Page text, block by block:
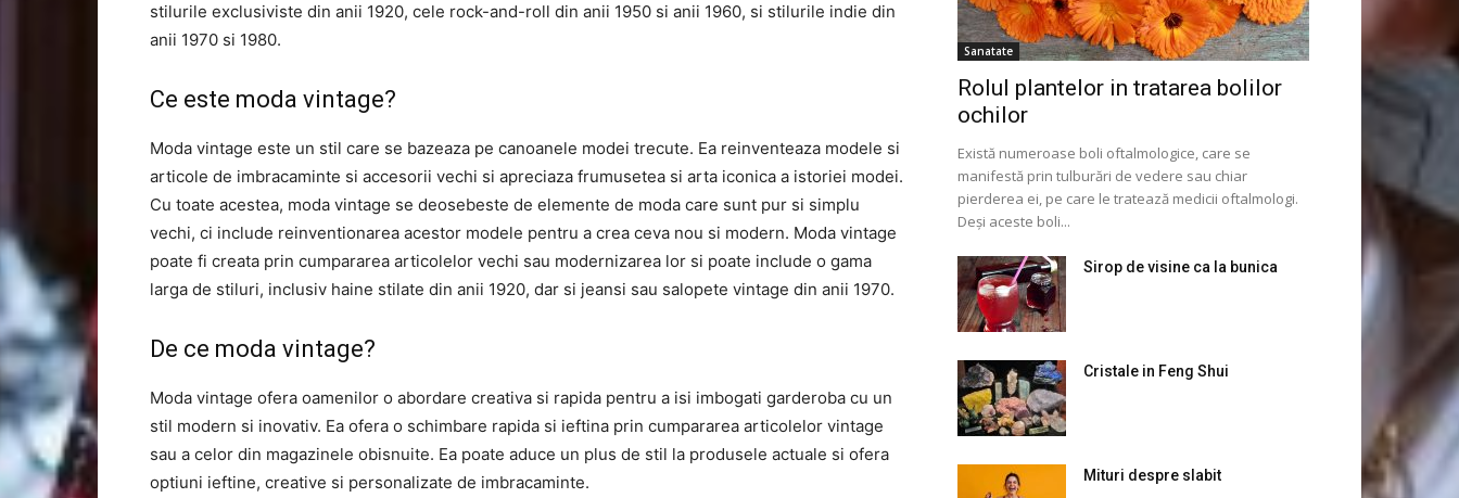
stilurile exclusiviste din anii 1920, cele rock-and-roll din anii 1950 si anii 1960, si stilurile indie din
anii 1970 si 1980.
Ce este moda vintage?
Moda vintage este un stil care se bazeaza pe canoanele modei trecute. Ea reinventeaza modele si
articole de imbracaminte si accesorii vechi si apreciaza frumusetea si arta iconica a istoriei modei.
Cu toate acestea, moda vintage se deosebeste de elemente de moda care sunt pur si simplu
vechi, ci include reinventionarea acestor modele pentru a crea ceva nou si modern. Moda vintage
poate fi creata prin cumpararea articolelor vechi sau modernizarea lor si poate include o gama
larga de stiluri, inclusiv haine stilate din anii 1920, dar si jeansi sau salopete vintage din anii 1970.
De ce moda vintage?
Moda vintage ofera oamenilor o abordare creativa si rapida pentru a isi imbogati garderoba cu un
stil modern si inovativ. Ea ofera o schimbare rapida si ieftina prin cumpararea articolelor vintage
sau a celor din magazinele obisnuite. Ea poate aduce un plus de stil la produsele actuale si ofera
optiuni ieftine, creative si personalizate de imbracaminte.
Sanatate
Rolul plantelor in tratarea bolilor
ochilor
Există numeroase boli oftalmologice, care se
manifestă prin tulburări de vedere sau chiar
pierderea ei, pe care le tratează medicii oftalmologi.
Deși aceste boli...
Sirop de visine ca la bunica
Cristale in Feng Shui
Mituri despre slabit